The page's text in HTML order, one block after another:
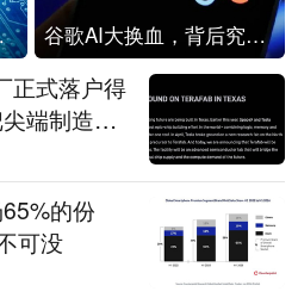
笔账 谷歌AI大换血，背后究竟发生了什么？
正式落户得
端制造带
的份
可没